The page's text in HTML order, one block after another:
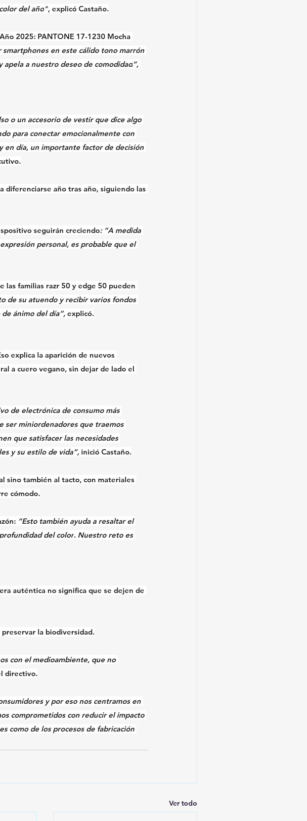
color del año”, explicó Castaño.
2025: PANTONE 17-1230 Mocha
en este cálido tono marrón
apela a nuestro deseo de comodidad”,
o un accesorio de vestir que dice algo
para conectar emocionalmente con
en día, un importante factor de decisión
diferenciarse año tras año, siguiendo las
seguirán creciendo: “A medida
personal, es probable que el
las familias razr 50 y edge 50 pueden
de su atuendo y recibir varios fondos
ánimo del día”, explicó.
explica la aparición de nuevos
a cuero vegano, sin dejar de lado el
de electrónica de consumo más
ser miniordenadores que traemos
que satisfacer las necesidades
y su estilo de vida”, inició Castaño.
sino también al tacto, con materiales
cómodo.
“Esto también ayuda a resaltar el
del color. Nuestro reto es
auténtica no significa que se dejen de
preservar la biodiversidad.
con el medioambiente, que no
directivo.
y por eso nos centramos en
comprometidos con reducir el impacto
como de los procesos de fabricación
Ver todo